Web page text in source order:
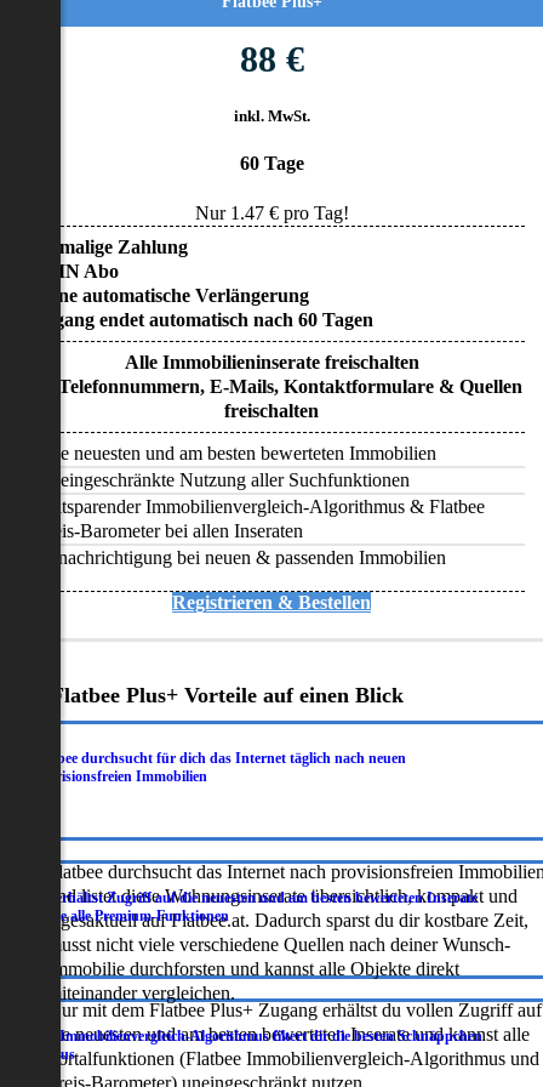
88 €
inkl. MwSt.
60 Tage
Nur 1.47€ pro Tag!
• Einmalige Zahlung
• KEIN Abo
• Keine automatische Verlängerung
• Zugang endet automatisch nach 60 Tagen
Alle Immobilieninserate freischalten
Alle Telefonnummern, E-Mails, Kontaktformulare & Quellen
freischalten
Alle neuesten und am besten bewerteten Immobilien
Uneingeschränkte Nutzung aller Suchfunktionen
Zeitsparender Immobilienvergleich-Algorithmus & Flatbee
Preis-Barometer bei allen Inseraten
Benachrichtigung bei neuen & passenden Immobilien
Registrieren & Bestellen
Flatbee Plus+ Vorteile auf einen Blick
Flatbee durchsucht für dich das Internet täglich nach neuen
provisionsfreien Immobilien
Flatbee durchsucht das Internet nach provisionsfreien
und listet diese Wohnungsinserate übersichtlich, kompakt und
tagesaktuell auf Flatbee.at. Dadurch sparst du dir kostbare Zeit,
musst nicht viele verschiedene Quellen nach deiner Wunsch-
Immobilie durchforsten und kannst alle Objekte direkt
miteinander vergleichen.
Du erhältst Zugriff auf die neuesten und am besten bewerteten Inserate
sowie alle Premium-Funktionen
Nur mit dem Flatbee Plus+ Zugang erhältst du vollen Zugriff auf
die neuesten und am besten bewerteten Inserate und kannst alle
Portalfunktionen (Flatbee Immobilienvergleich-Algorithmus und
Der Immobilienvergleich-Algorithmus filtert dir die besten Schnäppchen
heraus